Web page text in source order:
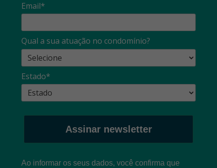
Email*
Qual a sua atuação no condomínio?
Estado*
Assinar newsletter
Ao informar os seus dados, você confirma que